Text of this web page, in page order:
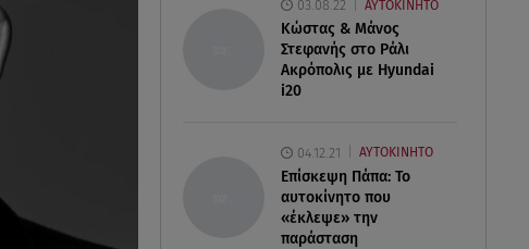
03.08.22 ΑΥΤΟΚΙΝΗΤΟ
Κώστας & Μάνος
Στεφανής στο Ράλι
Ακρόπολις με Hyundai
i20
04.12.21 ΑΥΤΟΚΙΝΗΤΟ
Επίσκεψη Πάπα: Το
αυτοκίνητο που
«έκλεψε» την
παράσταση